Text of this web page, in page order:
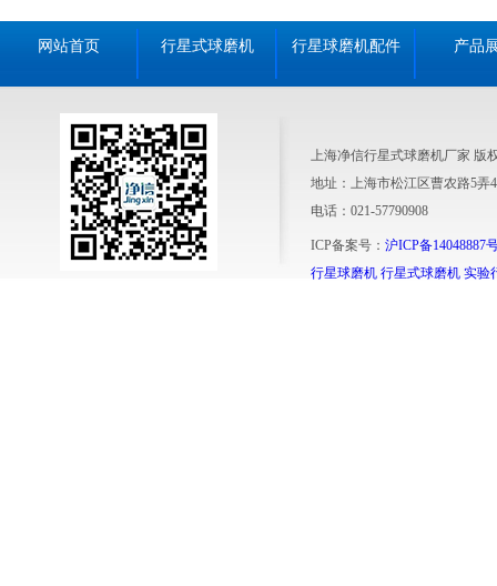
网站首页 行星式球磨机 行星球磨机配件 产品
上海净信行星式球磨机厂家 版
地址：上海市松江区曹农路5弄
电话：021-57790908
ICP备案号： 沪ICP备14048887
行星球磨机 行星式球磨机 实验